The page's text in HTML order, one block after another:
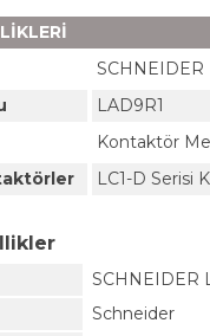
SCHNEIDER
LAD9R1
Kontaktör
LC1-D Serisi
SCHNEIDER
Schneider